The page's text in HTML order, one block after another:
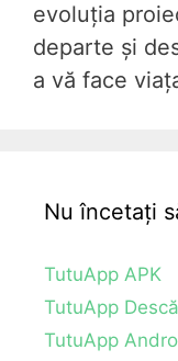
evoluția
departe și
a vă face
Nu încetați
TutuApp APK
TutuApp
TutuApp